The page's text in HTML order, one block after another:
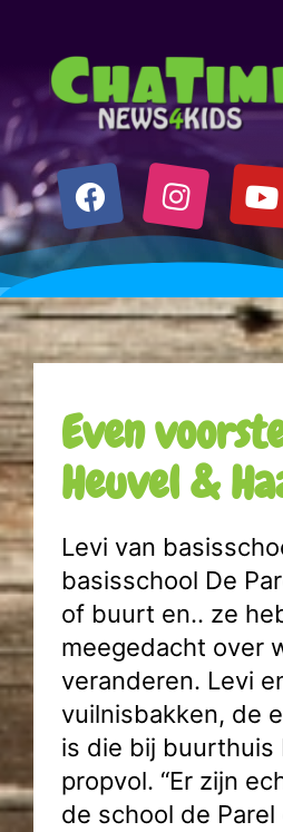
Even
Heuvel &
Levi van
basisschool De
of buurt en.. ze
meegedacht over
veranderen. Levi
vuilnisbakken, de
is die bij buurthuis
propvol. “Er zijn
de school de